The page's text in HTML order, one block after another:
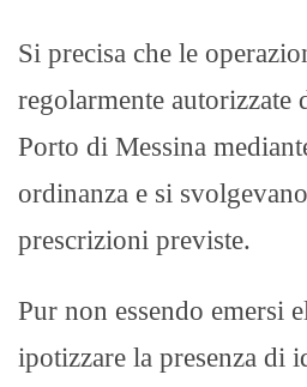
Si precisa che le
regolarmente autorizzate
Porto di Messina
ordinanza e si
prescrizioni previste.
Pur non essendo emersi
ipotizzare la presenza di